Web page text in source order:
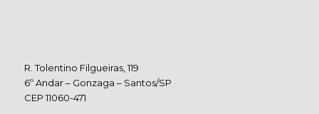
R. Tolentino Filgueiras, 119
6º Andar – Gonzaga – Santos/SP
CEP 11060-471